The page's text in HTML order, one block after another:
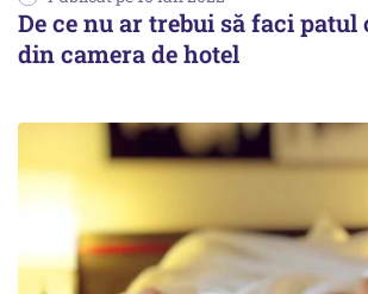
De ce nu ar trebui să faci patul
din camera de hotel